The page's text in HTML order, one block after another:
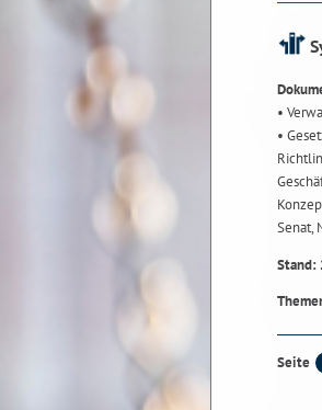
•
•
Senat,
Stand:
Seite